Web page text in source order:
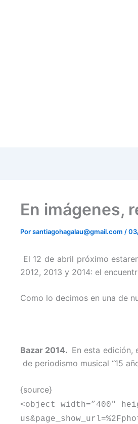
En imágenes,
Porsantiagohagalau@gmail.com /
El 12 de abril próximo
2012, 2013 y 2014: el
Como lo decimos en una de
Bazar 2014. En esta edición,
de periodismo musical “15
{source}
<object width=”400″